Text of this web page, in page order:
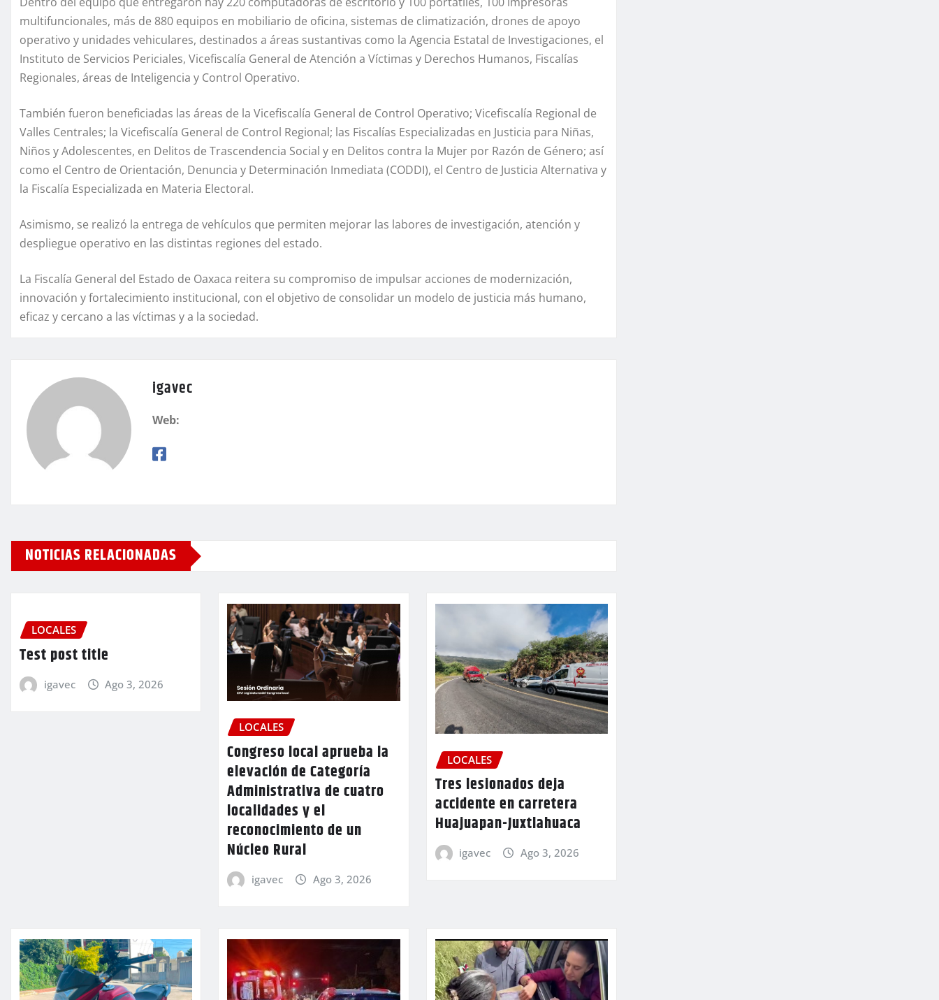
multifuncionales, más de 880 equipos en mobiliario de oficina, sistemas de climatización, drones de apoyo
operativo y unidades vehiculares, destinados a áreas sustantivas como la Agencia Estatal de Investigaciones, el
Instituto de Servicios Periciales, Vicefiscalía General de Atención a Víctimas y Derechos Humanos, Fiscalías
Regionales, áreas de Inteligencia y Control Operativo.
También fueron beneficiadas las áreas de la Vicefiscalía General de Control Operativo; Vicefiscalía Regional de
Valles Centrales; la Vicefiscalía General de Control Regional; las Fiscalías Especializadas en Justicia para Niñas,
Niños y Adolescentes, en Delitos de Trascendencia Social y en Delitos contra la Mujer por Razón de Género; así
como el Centro de Orientación, Denuncia y Determinación Inmediata (CODDI), el Centro de Justicia Alternativa y
la Fiscalía Especializada en Materia Electoral.
Asimismo, se realizó la entrega de vehículos que permiten mejorar las labores de investigación, atención y
despliegue operativo en las distintas regiones del estado.
La Fiscalía General del Estado de Oaxaca reitera su compromiso de impulsar acciones de modernización,
innovación y fortalecimiento institucional, con el objetivo de consolidar un modelo de justicia más humano,
eficaz y cercano a las víctimas y a la sociedad.
igavec
Web:
NOTICIAS RELACIONADAS
LOCALES
Test post title
igavec Ago 3, 2026
LOCALES
Congreso local aprueba la
elevación de Categoría
Administrativa de cuatro
localidades y el
reconocimiento de un
Núcleo Rural
igavec Ago 3, 2026
LOCALES
Tres lesionados deja
accidente en carretera
Huajuapan-Juxtlahuaca
igavec Ago 3, 2026